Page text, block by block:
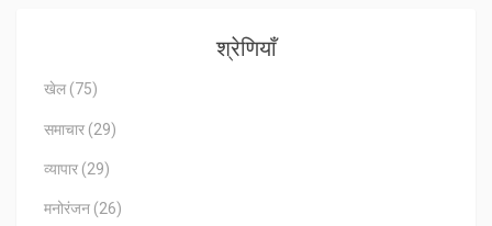
श्रेणियाँ
खेल (75)
समाचार (29)
व्यापार (29)
मनोरंजन (26)